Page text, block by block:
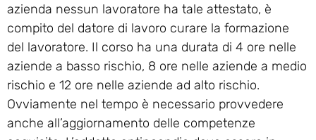
azienda nessun lavoratore ha tale attestato, è
compito del datore di lavoro curare la formazione
del lavoratore. Il corso ha una durata di 4 ore nelle
aziende a basso rischio, 8 ore nelle aziende a medio
rischio e 12 ore nelle aziende ad alto rischio.
Ovviamente nel tempo è necessario provvedere
anche all’aggiornamento delle competenze